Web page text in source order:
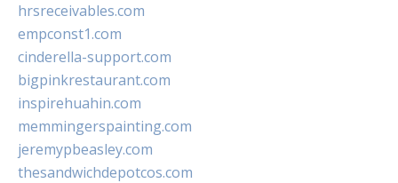
hrsreceivables.com
empconst1.com
cinderella-support.com
bigpinkrestaurant.com
inspirehuahin.com
memmingerspainting.com
jeremypbeasley.com
thesandwichdepotcos.com